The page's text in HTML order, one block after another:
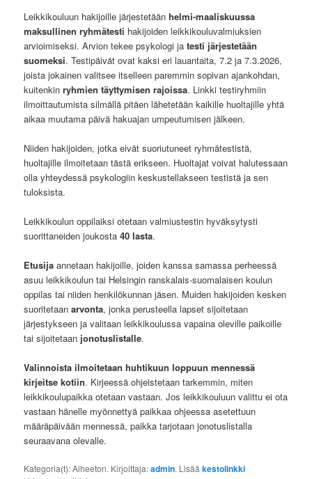
Leikkikouluun hakijoille järjestetäänhelmi-maaliskuussa
maksullinen ryhmätesti hakijoiden leikkikouluvalmiuksien
arvioimiseksi. Arvion tekee psykologi jatesti järjestetään
suomeksi. Testipäivät ovat kaksi eri lauantaita, 7.2 ja 7.3.2026,
joista jokainen valitsee itselleen paremmin sopivan ajankohdan,
kuitenkinryhmien täyttymisen rajoissa. Linkki testiryhmiin
ilmoittautumista silmällä pitäen lähetetään kaikille huoltajille yhtä
aikaa muutama päivä hakuajan umpeutumisen jälkeen.
Niiden hakijoiden, jotka eivät suoriutuneet ryhmätestistä,
huoltajille ilmoitetaan tästä erikseen. Huoltajat voivat halutessaan
olla yhteydessä psykologiin keskustellakseen testistä ja sen
tuloksista.
Leikkikoulun oppilaiksi otetaan valmiustestin hyväksytysti
suorittaneiden joukosta40 lasta.
Etusija annetaan hakijoille, joiden kanssa samassa perheessä
asuu leikkikoulun tai Helsingin ranskalais-suomalaisen koulun
oppilas tai niiden henkilökunnan jäsen. Muiden hakijoiden kesken
suoritetaan arvonta, jonka perusteella lapset sijoitetaan
järjestykseen ja valitaan leikkikoulussa vapaina oleville paikoille
tai sijoitetaan jonotuslistalle.
Valinnoista ilmoitetaan huhtikuun loppuun mennessä
kirjeitse kotiin. Kirjeessä ohjeistetaan tarkemmin, miten
leikkikoulupaikka otetaan vastaan. Jos leikkikouluun valittu ei ota
vastaan hänelle myönnettyä paikkaa ohjeessa asetettuun
määräpäivään mennessä, paikka tarjotaan jonotuslistalla
seuraavana olevalle.
Kategoria(t): Aiheeton. Kirjoittaja:admin. Lisääkestolinkki